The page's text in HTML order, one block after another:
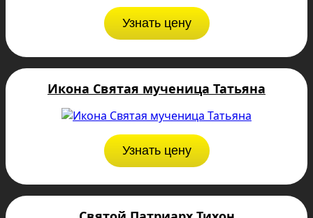
Узнать цену
Икона Святая мученица Татьяна
Узнать цену